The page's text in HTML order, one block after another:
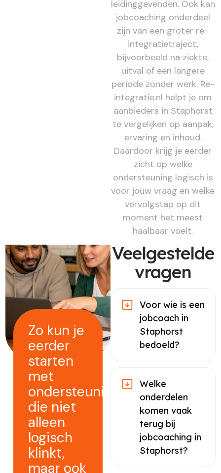
leidinggevenden. Ook kan
jobcoaching onderdeel
zijn van een groter re-
integratietraject,
bijvoorbeeld na ziekte,
uitval of een langere
periode zonder werk. Re-
integratie.nl helpt je om
aanbieders in Staphorst
te vergelijken op aanpak,
ervaring en inhoud.
Daardoor krijg je eerder
zicht op welke
ondersteuning logisch is
voor jouw vraag en welke
vervolgstap op dit
moment het meest
haalbaar voelt.
Zo kun je
eerder
starten
met
ondersteuning
die niet
alleen
logisch
klinkt,
maar ook
Veelgestelde
vragen
Voor wie is een
jobcoach in
Staphorst
bedoeld?
Welke
onderdelen
komen vaak
terug bij
jobcoaching in
Staphorst?